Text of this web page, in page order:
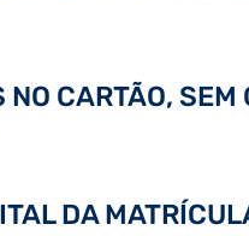
CARTÃO,
DA